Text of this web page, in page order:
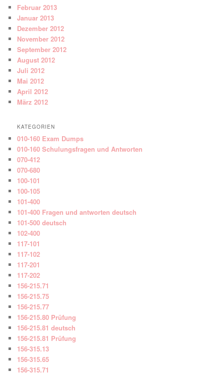
Februar 2013
Januar 2013
Dezember 2012
November 2012
September 2012
August 2012
Juli 2012
Mai 2012
April 2012
März 2012
KATEGORIEN
010-160 Exam Dumps
010-160 Schulungsfragen und Antworten
070-412
070-680
100-101
100-105
101-400
101-400 Fragen und antworten deutsch
101-500 deutsch
102-400
117-101
117-102
117-201
117-202
156-215.71
156-215.75
156-215.77
156-215.80 Prüfung
156-215.81 deutsch
156-215.81 Prüfung
156-315.13
156-315.65
156-315.71